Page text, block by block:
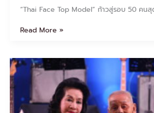
“Thai Face Top Model” ก้าวสู่รอบ 50 คนสุ
Read More »
“มนัส
ครู